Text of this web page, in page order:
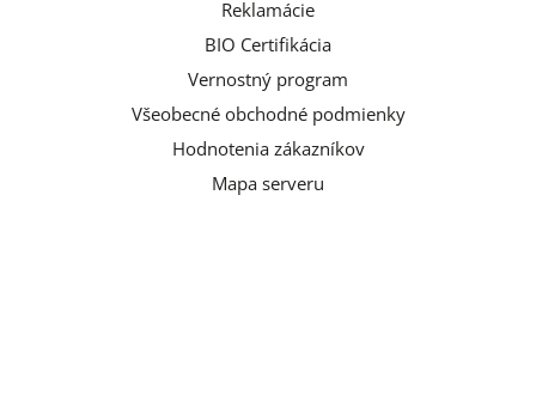
Reklamácie
BIO Certifikácia
Vernostný program
Všeobecné obchodné podmienky
Hodnotenia zákazníkov
Mapa serveru